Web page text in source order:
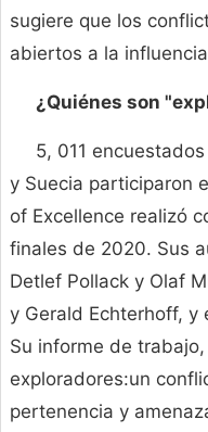
sugiere que los
abiertos a la
¿Quiénes son
5, 011
y Suecia participaron
of Excellence realizó
finales de 2020. Sus
Detlef Pollack y Olaf
y Gerald Echterhoff, y
Su informe de
exploradores:un
pertenencia y